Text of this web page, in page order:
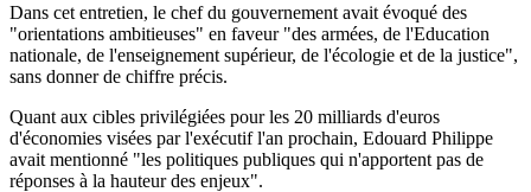
Dans cet entretien, le chef du gouvernement avait évoqué des
"orientations ambitieuses" en faveur "des armées, de l'Education
nationale, de l'enseignement supérieur, de l'écologie et de la justice",
sans donner de chiffre précis.
Quant aux cibles privilégiées pour les 20 milliards d'euros
d'économies visées par l'exécutif l'an prochain, Edouard Philippe
avait mentionné "les politiques publiques qui n'apportent pas de
réponses à la hauteur des enjeux".